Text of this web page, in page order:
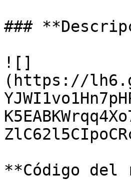
###
![]
(https://
**Código del